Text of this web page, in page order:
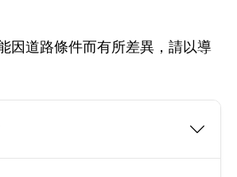
因道路條件而有所差異，請以導